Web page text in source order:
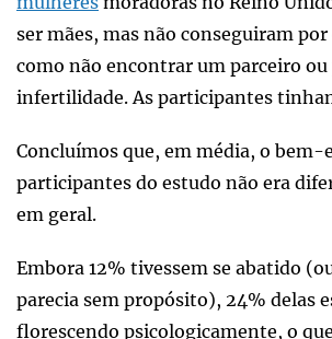
ser mães, mas não conseguiram
como não encontrar um parceiro ou
infertilidade. As participantes
Concluímos que, em média, o bem-
participantes do estudo não era
em geral.
Embora 12% tivessem se abatido
parecia sem propósito), 24% delas
florescendo psicologicamente, o